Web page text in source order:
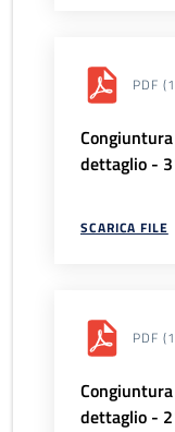
PDF
dettaglio -
SCARICA FILE
PDF
dettaglio -